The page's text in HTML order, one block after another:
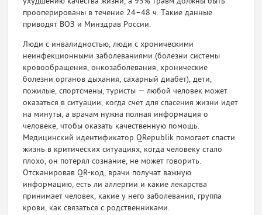
прооперированы в течение 24–48 ч. Такие данные
приводят ВОЗ и Минздрав России.
Люди с инвалидностью, люди с хроническими
неинфекцион­ными заболеваниями (болезни системы
кровообращения, онко­заболевания, хронические
болезни органов дыхания, сахарный диабет), дети,
пожилые, спортсмены, туристы — любой человек может
оказаться в ситуации, когда счет для спасения жизни идет
на минуты, а врачам нужна полная информация о
человеке, что­бы оказать качественную помощь.
Медицинский идентификатор QRepublik помогает спасти
жизнь в критических ситуациях, когда человеку стало
плохо, он потерял сознание, не может говорить.
Отсканировав QR-код, врачи получат важную
информацию, есть ли аллергии и какие лекарства
принимает человек, какие у него заболевания, группа
крови, как связаться с родственниками.